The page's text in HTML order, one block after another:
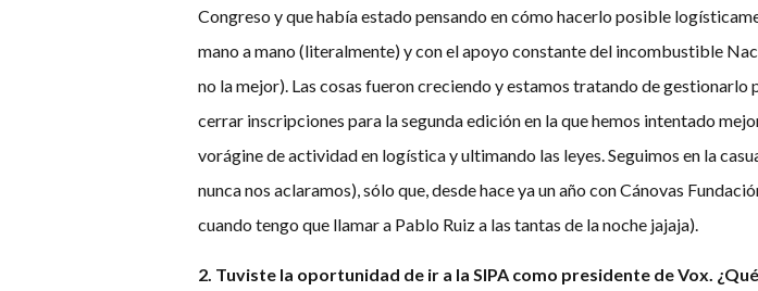
Congreso y que había estado pensando en cómo hacerlo posible
mano a mano (literalmente) y con el apoyo constante del incombustible
no la mejor). Las cosas fueron creciendo y estamos tratando de
cerrar inscripciones para la segunda edición en la que hemos intentado
vorágine de actividad en logística y ultimando las leyes. Seguimos en la
nunca nos aclaramos), sólo que, desde hace ya un año con Cánovas
cuando tengo que llamar a Pablo Ruiz a las tantas de la noche jajaja).
2. Tuviste la oportunidad de ir a la SIPA como presidente de Vox.